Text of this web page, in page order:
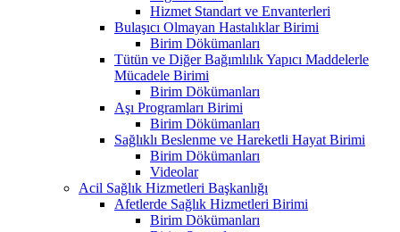
Hizmet Standart ve Envanterleri
Bulaşıcı Olmayan Hastalıklar Birimi
Birim Dökümanları
Tütün ve Diğer Bağımlılık Yapıcı Maddelerle
Mücadele Birimi
Birim Dökümanları
Aşı Programları Birimi
Birim Dökümanları
Sağlıklı Beslenme ve Hareketli Hayat Birimi
Birim Dökümanları
Videolar
Acil Sağlık Hizmetleri Başkanlığı
Afetlerde Sağlık Hizmetleri Birimi
Birim Dökümanları